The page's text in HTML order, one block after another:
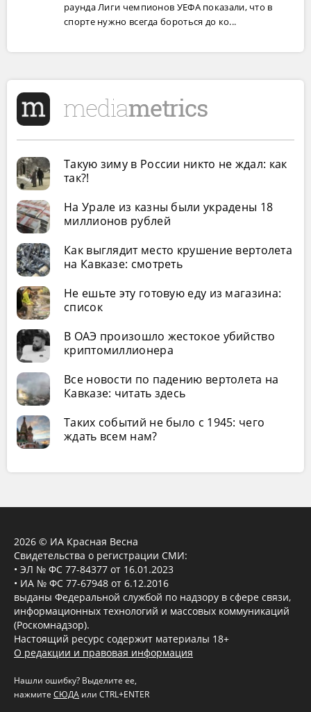
раунда Лиги чемпионов УЕФА показали, что в
спорте нужно всегда бороться до ко...
Такую зиму в России никто не ждал: как
так?!
На Урале из казны были украдены 18
миллионов рублей
Как выглядит место крушение вертолета
на Кавказе: смотреть
Не ешьте эту готовую еду из магазина:
список
В ОАЭ произошло жестокое убийство
криптомиллионера
Все новости по падению вертолета на
Кавказе: читать здесь
Таких событий не было с 1945: чего
ждать всем нам?
2026 © ИА Красная Весна
Свидетельства о регистрации СМИ:
• ЭЛ № ФС 77-84377 от 16.01.2023
• ИА № ФС 77-67948 от 6.12.2016
выданы Федеральной службой по надзору в сфере связи,
информационных технологий и массовых коммуникаций
(Роскомнадзор).
Настоящий ресурс содержит материалы 18+
О редакции и правовая информация
Нашли ошибку? Выделите ее,
нажмите СЮДА или CTRL+ENTER